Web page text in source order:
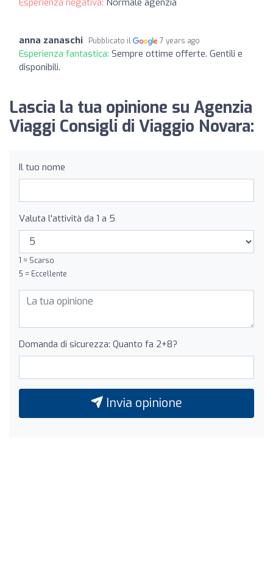
anna zanaschi Pubblicato il 7 years ago
Esperienza fantastica: Sempre ottime offerte. Gentili e
disponibili.
Lascia la tua opinione su Agenzia
Viaggi Consigli di Viaggio Novara:
Il tuo nome
Valuta l'attività da 1 a 5
1 = Scarso
5 = Eccellente
Domanda di sicurezza: Quanto fa 2+8?
Invia opinione